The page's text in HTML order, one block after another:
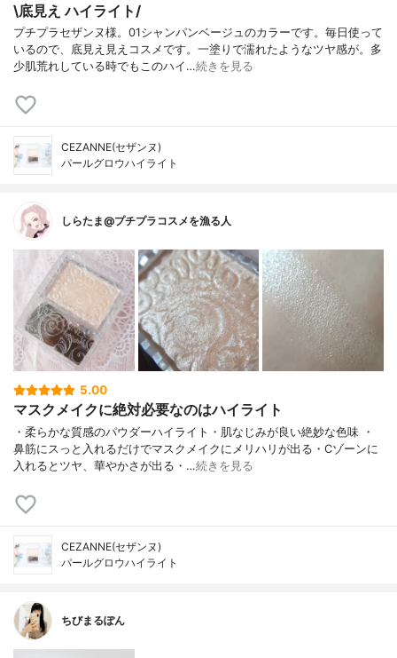
\底見え ハイライト/
プチプラセザンヌ様。01シャンパンベージュのカラーです。毎日使って
いるので、底見え見えコスメです。一塗りで濡れたようなツヤ感が。多
少肌荒れしている時でもこのハイ…続きを見る
CEZANNE(セザンヌ)
パールグロウハイライト
しらたま@プチプラコスメを漁る人
5.00
マスクメイクに絶対必要なのはハイライト
・柔らかな質感のパウダーハイライト・肌なじみが良い絶妙な色味 ・
鼻筋にスっと入れるだけでマスクメイクにメリハリが出る・Cゾーンに
入れるとツヤ、華やかさが出る・…続きを見る
CEZANNE(セザンヌ)
パールグロウハイライト
ちびまるぽん